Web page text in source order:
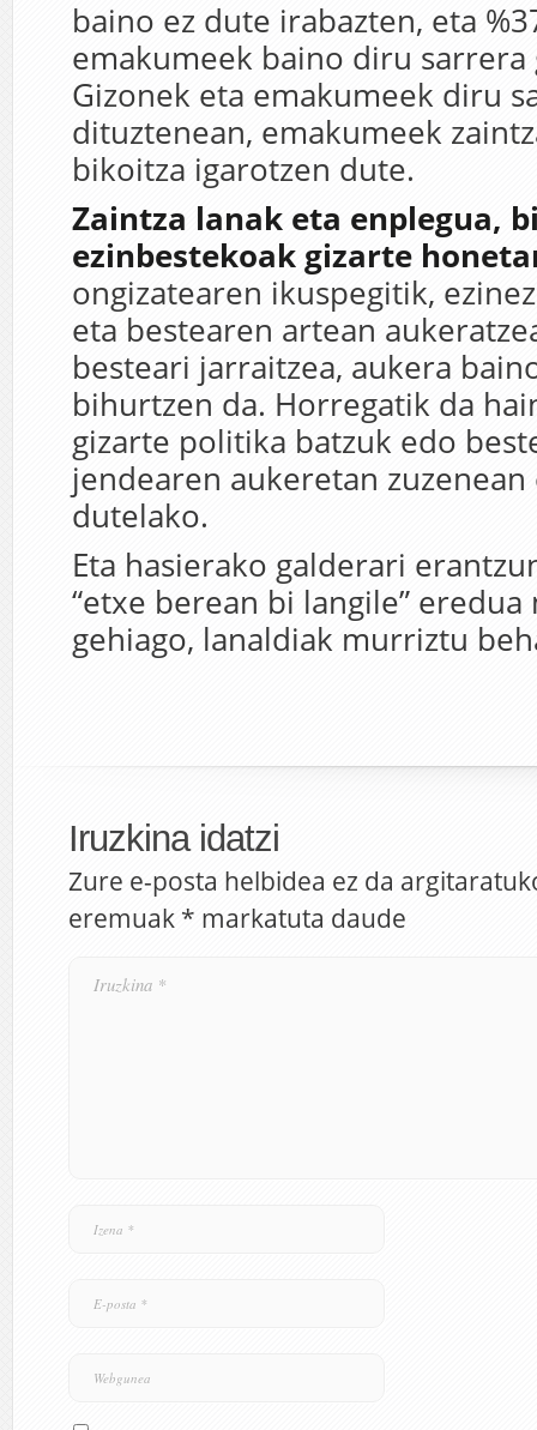
baino ez dute irabazten, eta
emakumeek baino diru sarrera
Gizonek eta emakumeek diru
dituztenean, emakumeek
bikoitza igarotzen dute.
Zaintza lanak eta enplegua,
ezinbestekoak gizarte
ongizatearen ikuspegitik,
eta bestearen artean
besteari jarraitzea, aukera
bihurtzen da. Horregatik da
gizarte politika batzuk edo
jendearen aukeretan
dutelako.
Eta hasierako galderari
“etxe berean bi langile”
gehiago, lanaldiak murriztu
Iruzkina idatzi
Zure e-posta helbidea ez da
eremuak * markatuta daude